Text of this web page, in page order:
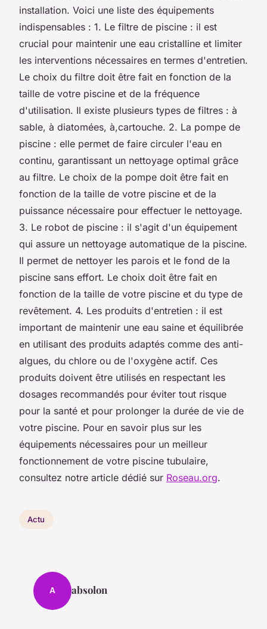
installation. Voici une liste des équipements
indispensables : 1. Le filtre de piscine : il est
crucial pour maintenir une eau cristalline et limiter
les interventions nécessaires en termes d'entretien.
Le choix du filtre doit être fait en fonction de la
taille de votre piscine et de la fréquence
d'utilisation. Il existe plusieurs types de filtres : à
sable, à diatomées, à,cartouche. 2. La pompe de
piscine : elle permet de faire circuler l'eau en
continu, garantissant un nettoyage optimal grâce
au filtre. Le choix de la pompe doit être fait en
fonction de la taille de votre piscine et de la
puissance nécessaire pour effectuer le nettoyage.
3. Le robot de piscine : il s'agit d'un équipement
qui assure un nettoyage automatique de la piscine.
Il permet de nettoyer les parois et le fond de la
piscine sans effort. Le choix doit être fait en
fonction de la taille de votre piscine et du type de
revêtement. 4. Les produits d'entretien : il est
important de maintenir une eau saine et équilibrée
en utilisant des produits adaptés comme des anti-
algues, du chlore ou de l'oxygène actif. Ces
produits doivent être utilisés en respectant les
dosages recommandés pour éviter tout risque
pour la santé et pour prolonger la durée de vie de
votre piscine. Pour en savoir plus sur les
équipements nécessaires pour un meilleur
fonctionnement de votre piscine tubulaire,
consultez notre article dédié sur Roseau.org.
Actu
A absolon